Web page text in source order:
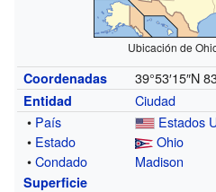
Ubicación de
Coordenadas 39°53′15″N
Entidad
Ciudad
• País
Estados
• Estado
Ohio
•Condado Madison
Superficie